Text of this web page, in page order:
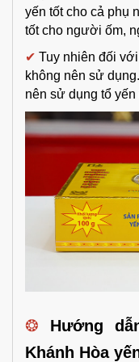
yến tốt cho cả phụ
tốt cho người ốm,
✔ Tuy nhiên đối
không nên sử
nên sử dụng tổ
❂
Hướng
Khánh Hòa